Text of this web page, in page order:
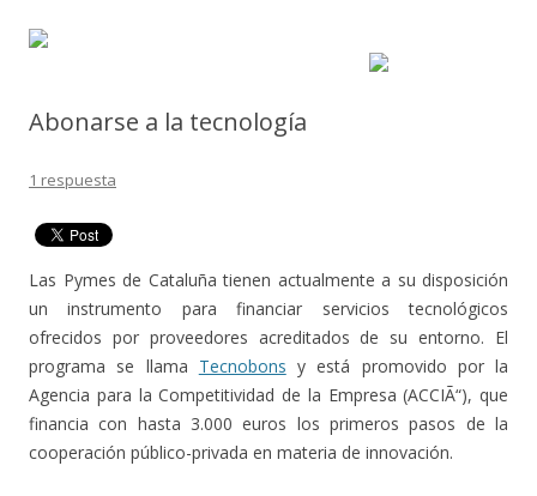
Abonarse a la tecnología
1 respuesta
Las Pymes de Cataluña tienen actualmente a su disposición
un instrumento para financiar servicios tecnológicos
ofrecidos por proveedores acreditados de su entorno. El
programa se llama Tecnobons y está promovido por la
Agencia para la Competitividad de la Empresa (ACCIÃ“), que
financia con hasta 3.000 euros los primeros pasos de la
cooperación público-privada en materia de innovación.